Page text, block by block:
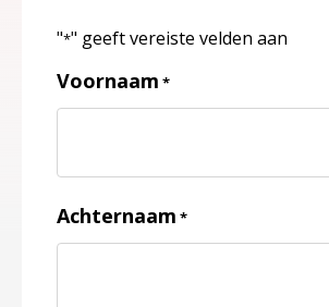
"*" geeft vereiste velden aan
Voornaam *
Achternaam *